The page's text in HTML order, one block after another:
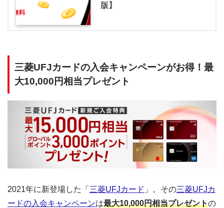
版】
三菱UFJカードの入会キャンペーンがお得！最
大10,000円相当プレゼント
2021年に新登場した「 三菱UFJカード 」。その三菱UFJカ
ードの入会キャンペーンは最大10,000円相当プレゼントの